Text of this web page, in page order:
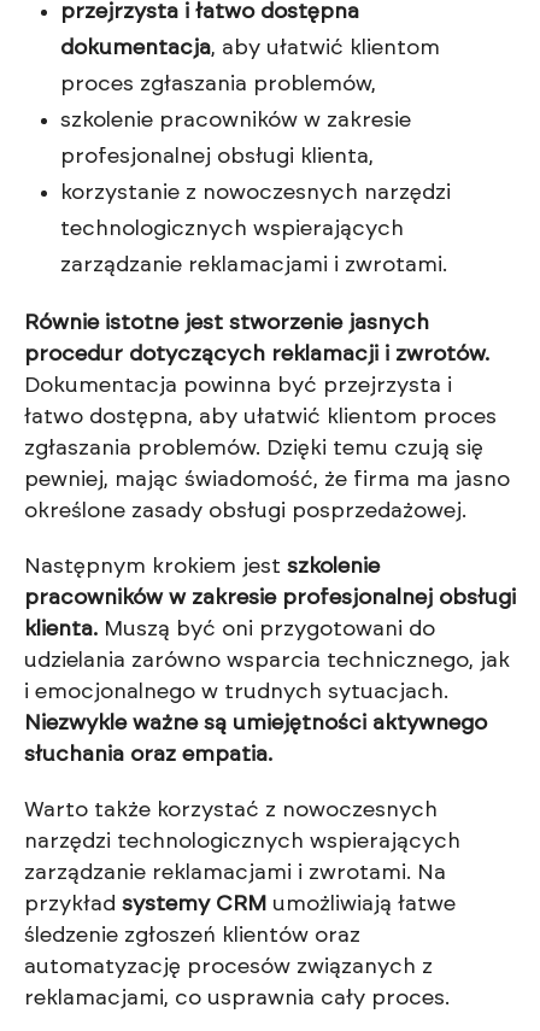
przejrzysta i łatwo dostępna
dokumentacja, aby ułatwić klientom
proces zgłaszania problemów,
szkolenie pracowników w zakresie
profesjonalnej obsługi klienta,
korzystanie z nowoczesnych narzędzi
technologicznych wspierających
zarządzanie reklamacjami i zwrotami.
Równie istotne jest stworzenie jasnych
procedur dotyczących reklamacji i zwrotów.
Dokumentacja powinna być przejrzysta i
łatwo dostępna, aby ułatwić klientom proces
zgłaszania problemów. Dzięki temu czują się
pewniej, mając świadomość, że firma ma jasno
określone zasady obsługi posprzedażowej.
Następnym krokiem jest szkolenie
pracowników w zakresie profesjonalnej obsługi
klienta. Muszą być oni przygotowani do
udzielania zarówno wsparcia technicznego, jak
i emocjonalnego w trudnych sytuacjach.
Niezwykle ważne są umiejętności aktywnego
słuchania oraz empatia.
Warto także korzystać z nowoczesnych
narzędzi technologicznych wspierających
zarządzanie reklamacjami i zwrotami. Na
przykład systemy CRM umożliwiają łatwe
śledzenie zgłoszeń klientów oraz
automatyzację procesów związanych z
reklamacjami, co usprawnia cały proces.